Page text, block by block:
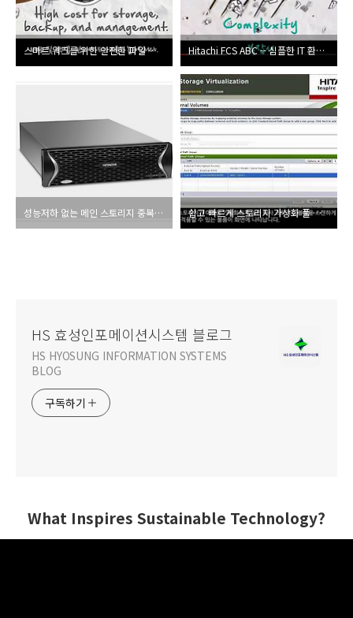
스마트 워크를 위한 안전한 파일 공유 솔루션 HCP Anywhere Hitachi FCS ABC -- 심플한 IT 환경을 위한 ABC 전략
성능저하 없는 메인 스토리지 중복제거 구현! 쉽고 빠르게 스토리지 가상화 풀 구현, Hitachi 스토리지 가상화
HS 효성인포메이션시스템 블로그
HS HYOSUNG INFORMATION SYSTEMS
BLOG
구독하기
What Inspires Sustainable Technology?